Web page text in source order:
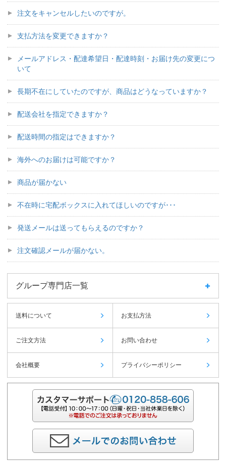
注文をキャンセルしたいのですが。
支払方法を変更できますか？
メールアドレス・配達希望日・配達時刻・お届け先の変更につ
いて
長期不在にしていたのですが、商品はどうなっていますか？
配送会社を指定できますか？
配送時間の指定はできますか？
海外へのお届けは可能ですか？
商品が届かない
不在時に宅配ボックスに入れてほしいのですが･･･
発送メールは送ってもらえるのですか？
注文確認メールが届かない。
グループ専門店一覧
送料について お支払方法
ご注文方法 お問い合わせ
会社概要 プライバシーポリシー